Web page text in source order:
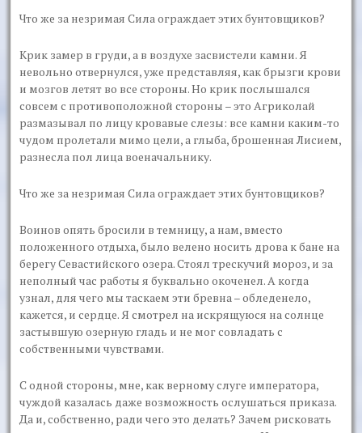
Что же за незримая Сила ограждает этих бунтовщиков?
Крик замер в груди, а в воздухе засвистели камни. Я
невольно отвернулся, уже представляя, как брызги крови
и мозгов летят во все стороны. Но крик послышался
совсем с противоположной стороны – это Агриколай
размазывал по лицу кровавые слезы: все камни каким-то
чудом пролетали мимо цели, а глыба, брошенная Лисием,
разнесла пол лица военачальнику.
Что же за незримая Сила ограждает этих бунтовщиков?
Воинов опять бросили в темницу, а нам, вместо
положенного отдыха, было велено носить дрова к бане на
берегу Севастийского озера. Стоял трескучий мороз, и за
неполный час работы я буквально окоченел. А когда
узнал, для чего мы таскаем эти бревна – обледенело,
кажется, и сердце. Я смотрел на искрящуюся на солнце
застывшую озерную гладь и не мог совладать с
собственными чувствами.
С одной стороны, мне, как верному слуге императора,
чуждой казалась даже возможность ослушаться приказа.
Да и, собственно, ради чего это делать? Зачем рисковать